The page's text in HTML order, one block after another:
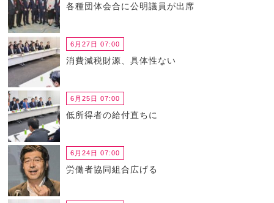
各種団体会合に公明議員が出席
6月27日 07:00
消費減税財源、具体性ない
6月25日 07:00
低所得者の給付直ちに
6月24日 07:00
労働者協同組合広げる